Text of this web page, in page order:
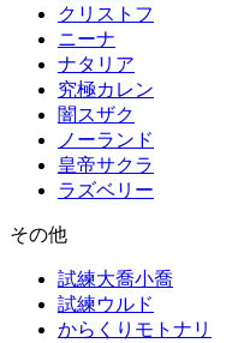
クリストフ
ニーナ
ナタリア
究極カレン
闇スザク
ノーランド
皇帝サクラ
ラズベリー
その他
試練大喬小喬
試練ウルド
からくりモトナリ